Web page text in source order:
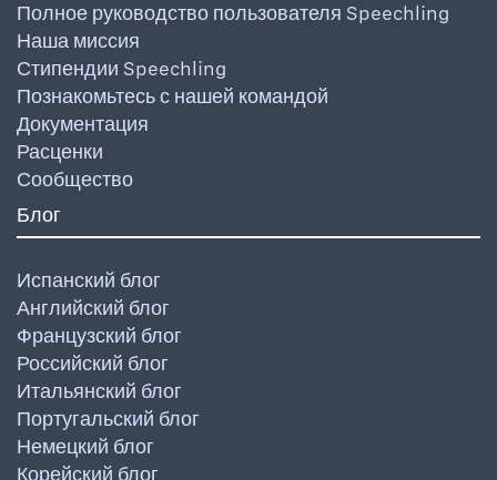
Полное руководство пользователя Speechling
Наша миссия
Стипендии Speechling
Познакомьтесь с нашей командой
Документация
Расценки
Сообщество
Блог
Испанский блог
Английский блог
Французский блог
Российский блог
Итальянский блог
Португальский блог
Немецкий блог
Корейский блог